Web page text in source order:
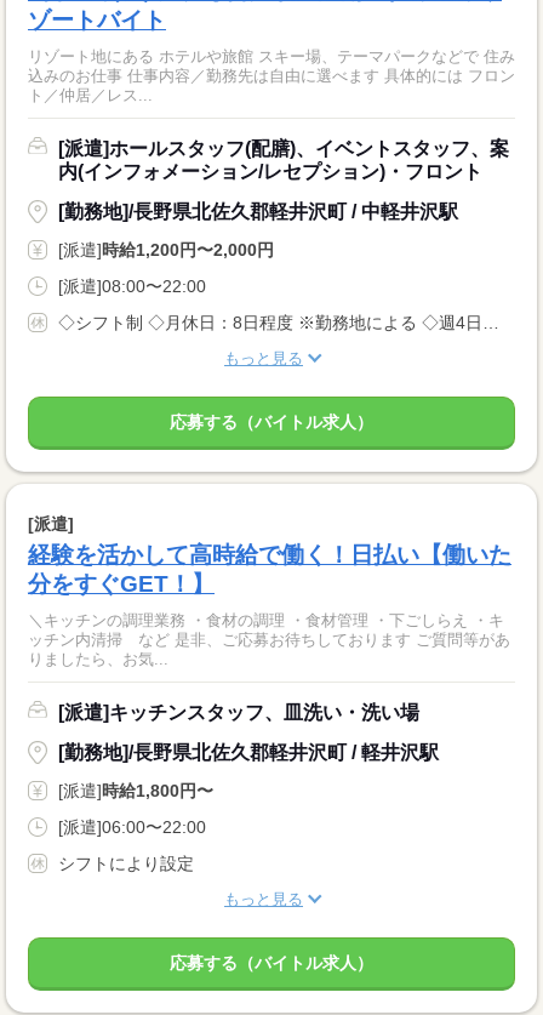
ゾートバイト
リゾート地にある ホテルや旅館 スキー場、テーマパークなどで 住み
込みのお仕事 仕事内容／勤務先は自由に選べます 具体的には フロン
ト／仲居／レス...
[派遣]ホールスタッフ(配膳)、イベントスタッフ、案
内(インフォメーション/レセプション)・フロント
[勤務地]/長野県北佐久郡軽井沢町 / 中軽井沢駅
[派遣]時給1,200円〜2,000円
[派遣]08:00〜22:00
もっと見る
応募する（バイトル求人）
[派遣]
経験を活かして高時給で働く！日払い【働いた
分をすぐGET！】
＼キッチンの調理業務 ・食材の調理 ・食材管理 ・下ごしらえ ・キ
ッチン内清掃 など 是非、ご応募お待ちしております ご質問等があ
りましたら、お気...
[派遣]キッチンスタッフ、皿洗い・洗い場
[勤務地]/長野県北佐久郡軽井沢町 / 軽井沢駅
[派遣]時給1,800円〜
[派遣]06:00〜22:00
シフトにより設定
もっと見る
応募する（バイトル求人）